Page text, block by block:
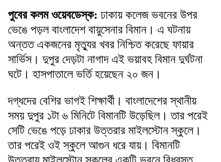
পুবের কলম ওয়েবডেস্ক: ঢাকায় কলেজ ভবনের উপর
ভেঙে পড়ল বাংলাদেশ বায়ুসেনার বিমান। এ ঘটনায়
অন্তত একজনের মৃত্যুর খবর নিশ্চিত করেছে ফায়ার
সার্ভিস। দুপুর দেড়টা নাগাদ এই ভয়াবহ বিমান দুর্ঘটনা
ঘটে। হাসপাতালে ভর্তি হয়েছেন ২০ জন।
দগ্ধদের বেশির ভাগই শিক্ষার্থী। বাংলাদেশের স্থানীয়
সময় দুপুর ১টা ৬ মিনিটে বিমানটি উড়েছিল। তার পরেই
সেটি ভেঙে পড়ে ঢাকার উত্তরার মাইলস্টোন স্কুলে।
তার পরেই ওই স্কুলে আগুন ধরে যায়। বিমানটি